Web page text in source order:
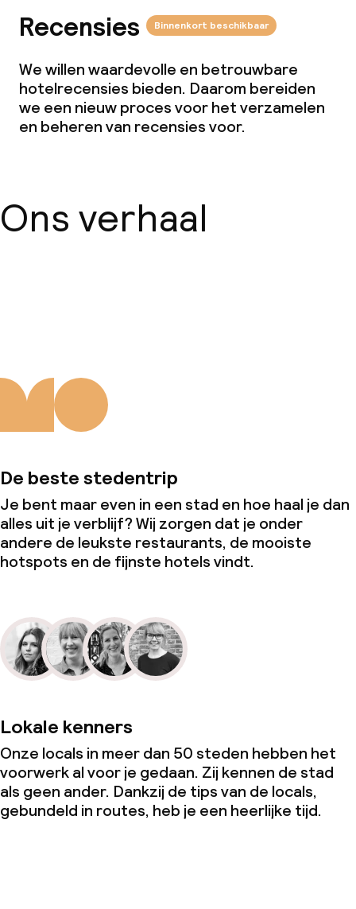
Recensies Binnenkort beschikbaar
We willen waardevolle en betrouwbare
hotelrecensies bieden. Daarom bereiden
we een nieuw proces voor het verzamelen
en beheren van recensies voor.
Ons verhaal
De beste stedentrip
Je bent maar even in een stad en hoe haal je dan
alles uit je verblijf? Wij zorgen dat je onder
andere de leukste restaurants, de mooiste
hotspots en de fijnste hotels vindt.
Lokale kenners
Onze locals in meer dan 50 steden hebben het
voorwerk al voor je gedaan. Zij kennen de stad
als geen ander. Dankzij de tips van de locals,
gebundeld in routes, heb je een heerlijke tijd.